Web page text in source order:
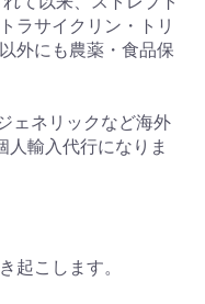
ラサイクリン・トリ
外にも農薬・食品保
ェネリックなど海外
人輸入代行になりま
起こします。